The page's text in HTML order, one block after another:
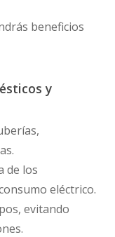
beneficios
y
de los
eléctrico.
evitando